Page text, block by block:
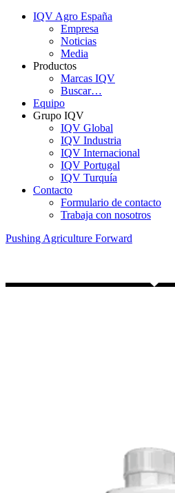
IQV Agro España
Empresa
Noticias
Media
Productos
Marcas IQV
Buscar…
Equipo
Grupo IQV
IQV Global
IQV Industria
IQV Internacional
IQV Portugal
IQV Turquía
Contacto
Formulario de contacto
Trabaja con nosotros
Pushing Agriculture Forward